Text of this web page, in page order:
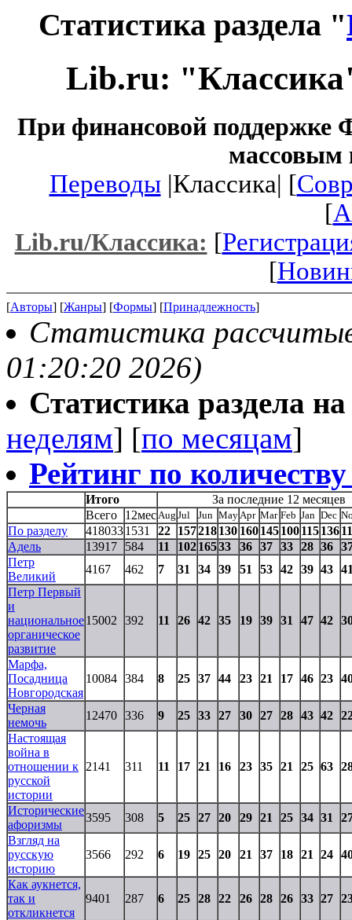
Статистика раздела "
Lib.ru:
При финансовой поддержке
массовым
Переводы|Классика| [
[
Lib.ru/Классика: [
[
[Авторы] [Жанры] [Формы] [Принадлежность]
Статистика
01:20:20 2026)
Статистика раздела
неделям] [по месяцам]
Рейтинг по
Итого
За последние 12 месяцев
Всего
12мес Aug Jul Jun May Apr Mar Feb Jan Dec
По разделу 4180331531 22 157218130 160145100115136
Адель
13917 584 11 10216533 36 37 33 28 36
Петр
Великий
4167 462 7 31 34 39 51 53 42 39 43
Петр Первый
и
национальное
органическое
развитие
15002 392 11 26 42 35 19 39 31 47 42
Марфа,
Посадница
Новгородская
10084 384 8 25 37 44 23 21 17 46 23
Черная
немочь
12470 336 9 25 33 27 30 27 28 43 42
Настоящая
война в
отношении к
русской
истории
2141 311 11 17 21 16 23 35 21 25 63
Исторические
афоризмы
3595 308 5 25 27 20 29 21 25 34 31
Взгляд на
русскую
историю
3566 292 6 19 25 20 21 37 18 21 24
Как аукнется,
так и
откликнется
9401 287 6 25 28 22 26 28 26 33 27